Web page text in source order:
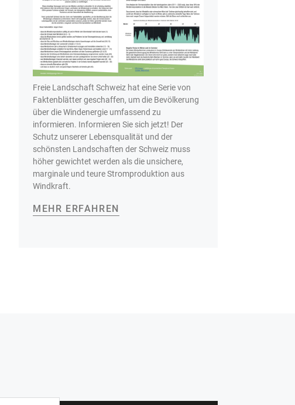
Freie Landschaft Schweiz hat eine Serie von
Faktenblätter geschaffen, um die Bevölkerung
über die Windenergie umfassend zu
informieren. Informieren Sie sich jetzt! Der
Schutz unserer Lebensqualität und der
schönsten Landschaften der Schweiz muss
höher gewichtet werden als die unsichere,
marginale und teure Stromproduktion aus
Windkraft.
MEHR ERFAHREN